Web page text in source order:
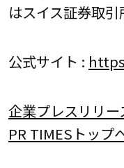
はスイス証券取引
公式サイト :
企業プレスリリー
PR TIMESトップ